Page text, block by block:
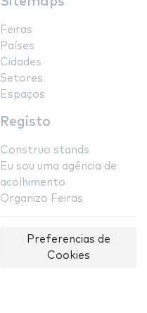
Feiras
Países
Cidades
Setores
Espaços
Registo
Construo stands
Eu sou uma agência de
acolhimento
Organizo Feiras
Preferencias de
Cookies